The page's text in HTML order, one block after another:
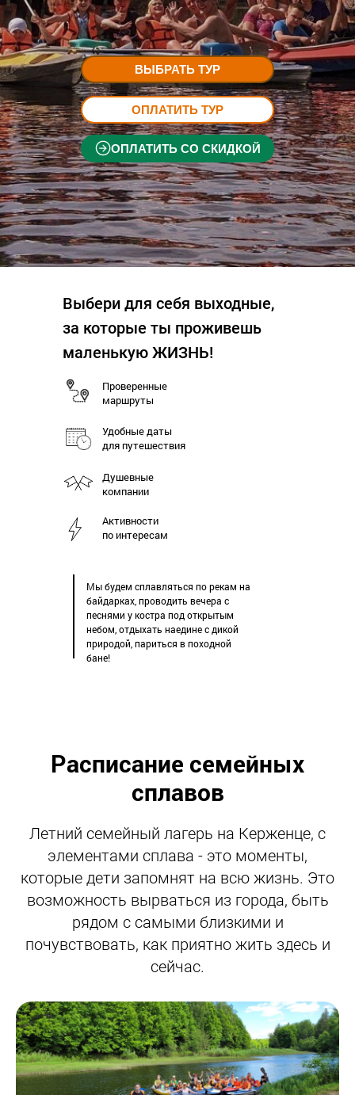
ВЫБРАТЬ ТУР
ОПЛАТИТЬ ТУР
ОПЛАТИТЬ СО СКИДКОЙ
Выбери для себя выходные,
за которые ты проживешь
маленькую ЖИЗНЬ!
Проверенные
маршруты
Душевные
компании
Удобные даты
для путешествия
Мы будем сплавляться по рекам на
байдарках, проводить вечера с
песнями у костра под открытым
небом, отдыхать наедине с дикой
природой, париться в походной
бане!
Активности
по интересам
Расписание семейных
сплавов
Летний семейный лагерь на Керженце, с
элементами сплава - это моменты,
которые дети запомнят на всю жизнь. Это
возможность вырваться из города, быть
рядом с самыми близкими и
почувствовать, как приятно жить здесь и
сейчас.